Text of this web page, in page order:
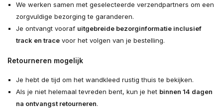
We werken samen met geselecteerde verzendpartners om een
zorgvuldige bezorging te garanderen.
Je ontvangt vooraf uitgebreide bezorginformatie inclusief
track en tracevoor het volgen van je bestelling.
Retourneren mogelijk
Je hebt de tijd om het wandkleed rustig thuis te bekijken.
Als je niet helemaal tevreden bent, kun je het binnen 14 dagen
na ontvangst retourneren.